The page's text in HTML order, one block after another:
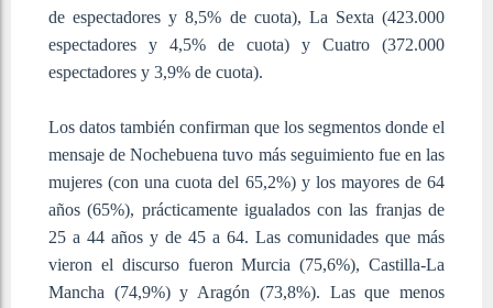
de espectadores y 8,5% de cuota), La Sexta (423.000
espectadores y 4,5% de cuota) y Cuatro (372.000
espectadores y 3,9% de cuota).
Los datos también confirman que los segmentos donde el
mensaje de Nochebuena tuvo más seguimiento fue en las
mujeres (con una cuota del 65,2%) y los mayores de 64
años (65%), prácticamente igualados con las franjas de
25 a 44 años y de 45 a 64. Las comunidades que más
vieron el discurso fueron Murcia (75,6%), Castilla-La
Mancha (74,9%) y Aragón (73,8%). Las que menos